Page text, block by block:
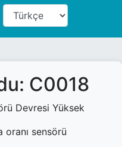
C0018
Devresi Yüksek
oranı sensörü